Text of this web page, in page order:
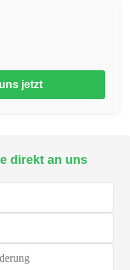
jetzt
direkt an uns